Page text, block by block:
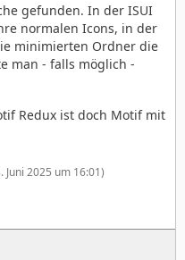
gefunden. In der ISUI
normalen Icons, in der
minimierten Ordner die
man - falls möglich -
Redux ist doch Motif mit
Juni 2025 um 16:01)